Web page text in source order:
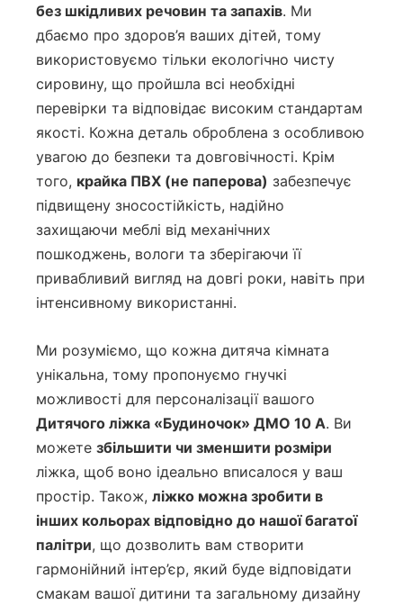
без шкідливих речовин та запахів. Ми
дбаємо про здоров’я ваших дітей, тому
використовуємо тільки екологічно чисту
сировину, що пройшла всі необхідні
перевірки та відповідає високим стандартам
якості. Кожна деталь оброблена з особливою
увагою до безпеки та довговічності. Крім
того, крайка ПВХ (не паперова) забезпечує
підвищену зносостійкість, надійно
захищаючи меблі від механічних
пошкоджень, вологи та зберігаючи її
привабливий вигляд на довгі роки, навіть при
інтенсивному використанні.
Ми розуміємо, що кожна дитяча кімната
унікальна, тому пропонуємо гнучкі
можливості для персоналізації вашого
Дитячого ліжка «Будиночок» ДМО 10 А. Ви
можете збільшити чи зменшити розміри
ліжка, щоб воно ідеально вписалося у ваш
простір. Також, ліжко можна зробити в
інших кольорах відповідно до нашої багатої
палітри, що дозволить вам створити
гармонійний інтер’єр, який буде відповідати
смакам вашої дитини та загальному дизайну